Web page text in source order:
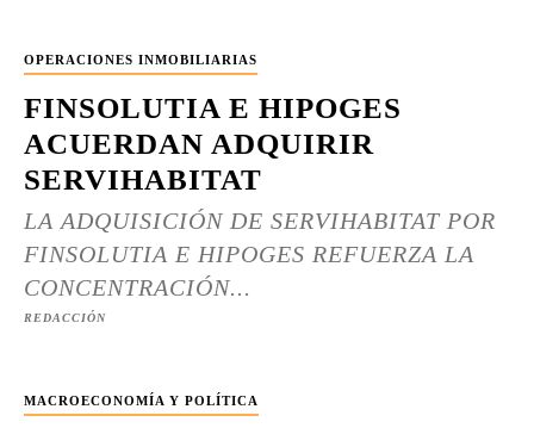
OPERACIONES INMOBILIARIAS
FINSOLUTIA E HIPOGES
ACUERDAN ADQUIRIR
SERVIHABITAT
LA ADQUISICIÓN DE SERVIHABITAT POR
FINSOLUTIA E HIPOGES REFUERZA LA
CONCENTRACIÓN...
REDACCIÓN
MACROECONOMÍA Y POLÍTICA